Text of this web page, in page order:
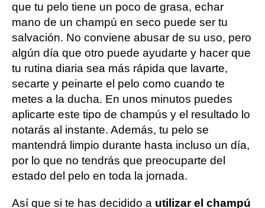
que tu pelo tiene un poco de grasa, echar
mano de un champú en seco puede ser tu
salvación. No conviene abusar de su uso, pero
algún día que otro puede ayudarte y hacer que
tu rutina diaria sea más rápida que lavarte,
secarte y peinarte el pelo como cuando te
metes a la ducha. En unos minutos puedes
aplicarte este tipo de champús y el resultado lo
notarás al instante. Además, tu pelo se
mantendrá limpio durante hasta incluso un día,
por lo que no tendrás que preocuparte del
estado del pelo en toda la jornada.
Así que si te has decidido a utilizar el champú